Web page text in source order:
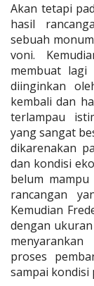
Akan tetapi
hasil
sebuah
voni.
membuat lagi
diinginkan
kembali dan
terlampau
yang sangat
dikarenakan
dan kondisi
belum
rancangan
Kemudian
dengan
proses
sampai kondisi